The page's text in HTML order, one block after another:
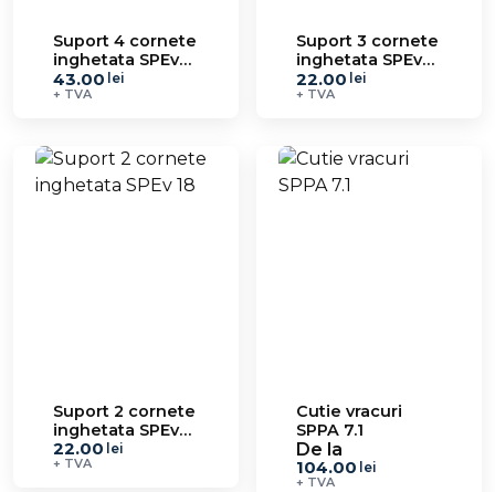
Suport 4 cornete
inghetata SPEv
20
43.00 lei
+ TVA
Suport 3 cornete
inghetata SPEv
19
22.00 lei
+ TVA
Suport 2 cornete
inghetata SPEv
18
22.00 lei
+ TVA
Cutie vracuri
SPPA 7.1
De la
104.00 lei
+ TVA